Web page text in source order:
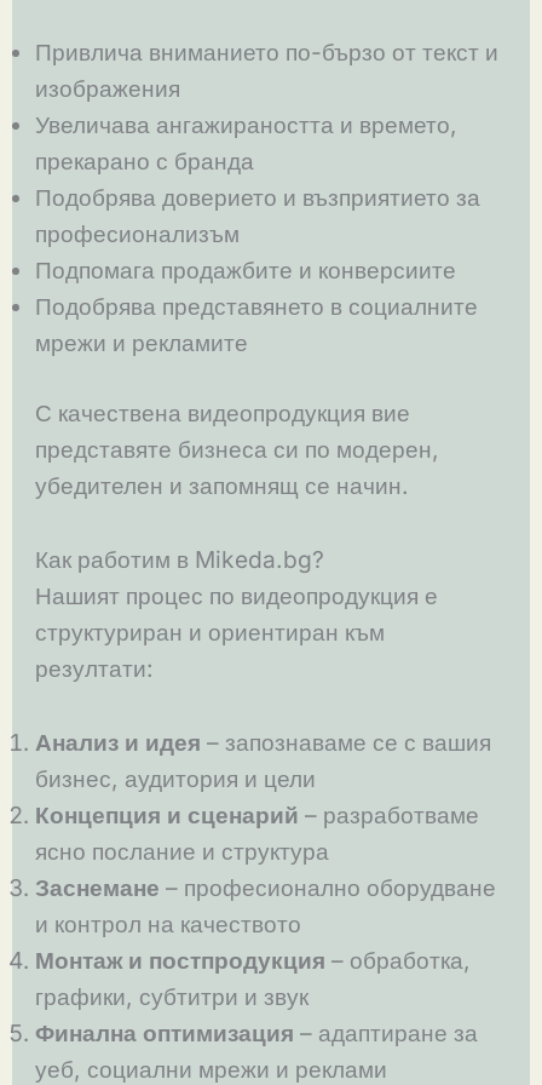
Привлича вниманието по-бързо от текст и
изображения
Увеличава ангажираността и времето,
прекарано с бранда
Подобрява доверието и възприятието за
професионализъм
Подпомага продажбите и конверсиите
Подобрява представянето в социалните
мрежи и рекламите
С качествена видеопродукция вие
представяте бизнеса си по модерен,
убедителен и запомнящ се начин.
Как работим в Mikeda.bg?
Нашият процес по видеопродукция е
структуриран и ориентиран към
резултати:
Анализ и идея – запознаваме се с вашия
бизнес, аудитория и цели
Концепция и сценарий – разработваме
ясно послание и структура
Заснемане – професионално оборудване
и контрол на качеството
Монтаж и постпродукция – обработка,
графики, субтитри и звук
Финална оптимизация – адаптиране за
уеб, социални мрежи и реклами